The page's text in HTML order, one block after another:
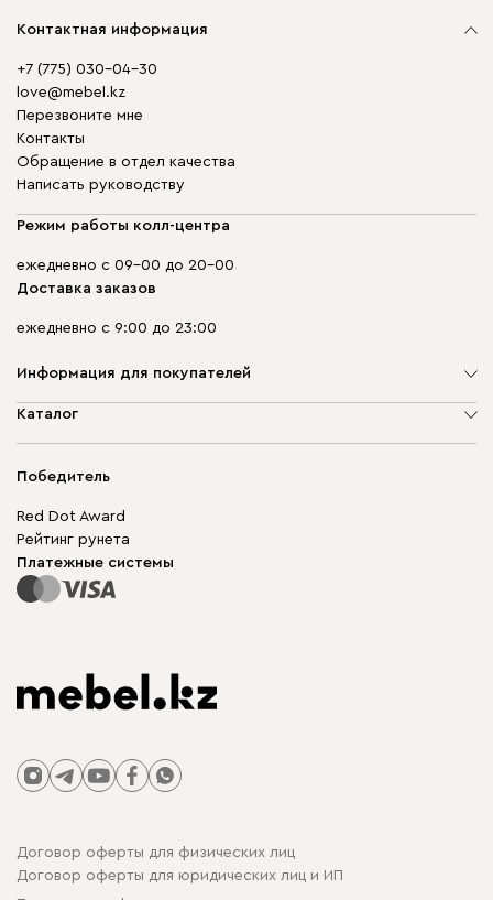
Контактная информация
+7 (775) 030-04-30
love@mebel.kz
Перезвоните мне
Контакты
Обращение в отдел качества
Написать руководству
Режим работы колл-центра
ежедневно с 09-00 до 20-00
Доставка заказов
ежедневно с 9:00 до 23:00
Информация для покупателей
О компании
Гарантия
Для бизнеса
Карта сайта
Каталог
Корпусная мебель
Модульная мебель
Столы и стулья
Победитель
Red Dot Award
Рейтинг рунета
Платежные системы
Договор оферты для физических лиц
Договор оферты для юридических лиц и ИП